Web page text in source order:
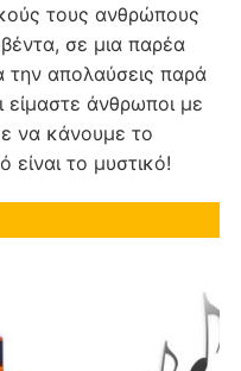
τους ανθρώπους
σε μια παρέα
την απολαύσεις παρά
είμαστε άνθρωποι με
να κάνουμε το
το μυστικό!